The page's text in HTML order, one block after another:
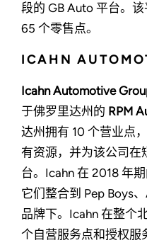
段的 GB Auto 平台。
65 个零售点。
ICAHN
Icahn Automotive
于佛罗里达州的 RPM
达州拥有 10 个营业点
有资源，并为该公司在
台。Icahn 在 2018 年
它们整合到 Pep Boys
品牌下。Icahn 在整个
个自营服务点和授权服